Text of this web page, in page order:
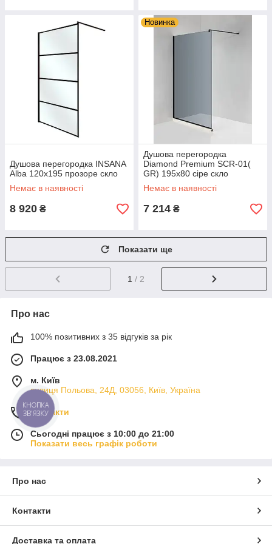
Душова перегородка INSANA
Alba 120x195 прозоре скло
Немає в наявності
8 920 ₴
Новинка
Душова перегородка
Diamond Premium SCR-01(
GR) 195x80 сіре скло
Немає в наявності
7 214 ₴
Показати ще
1 / 2
Про нас
100% позитивних з 35 відгуків за рік
Працює з 23.08.2021
м. Київ
вулиця Польова, 24Д, 03056, Київ, Україна
Контакти
Сьогодні працює з 10:00 до 21:00
Показати весь графік роботи
Про нас
Контакти
Доставка та оплата
КНОПКА
ЗВ'ЯЗКУ